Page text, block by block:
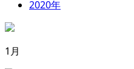
2020年
1月